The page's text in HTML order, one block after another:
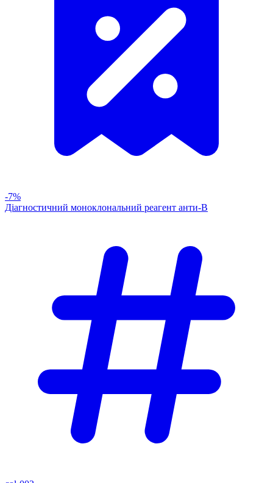
-7%
Діагностичний моноклональний реагент анти-В